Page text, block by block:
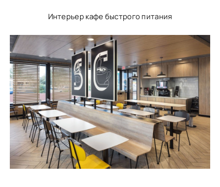
Интерьер кафе быстрого питания